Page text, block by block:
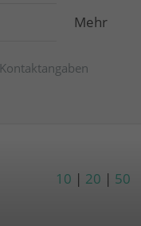
Mehr
Kontaktangaben
10 | 20 | 50